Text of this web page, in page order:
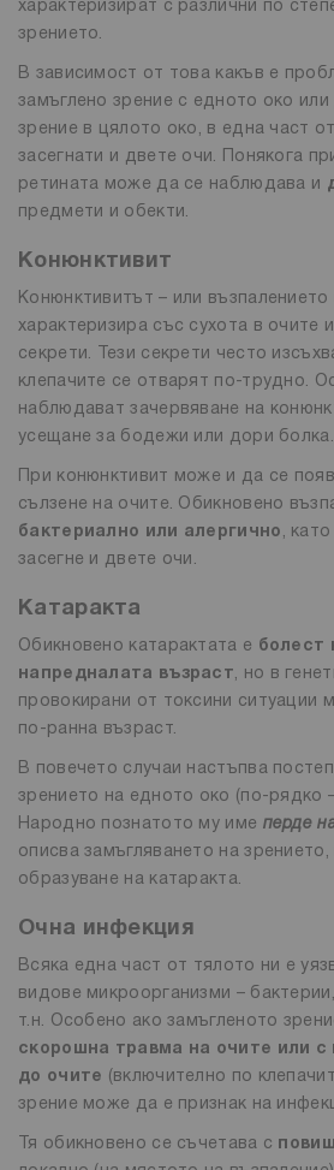
характеризират с различни по
зрението.
В зависимост от това какъв е
замъглено зрение с едното око или
зрение в цялото око, в една част
засегнати и двете очи. Понякога
ретината може да се наблюдава и
предмети и обекти.
Конюнктивит
Конюнктивитът – или
характеризира със сухота в очите
секрети. Тези секрети често
клепачите се отварят по-трудно.
наблюдават зачервяване на
усещане за бодежи или дори болка.
При конюнктивит може и да се
сълзене на очите. Обикновено
бактериално или алергично ,
засегне и двете очи.
Катаракта
Обикновено катарактата е болест
напредналата възраст, но в
провокирани от токсини ситуации
по-ранна възраст.
В повечето случаи настъпва
зрението на едното око (по-рядко
Народно познатото му име перде
описва замъгляването на
образуване на катаракта.
Очна инфекция
Всяка една част от тялото ни е
видове микроорганизми –
т.н. Особено ако замъгленото
скорошна травма на очите или с
до очите
(включително по
зрение може да е признак на
Тя обикновено се съчетава с